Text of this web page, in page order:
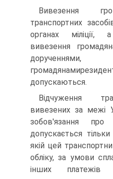
Вивезення
транспортних
органах
вивезення
допускаються.
Відчуження
вивезених за межі
зобов'язання про
допускається
якій цей
обліку, за умови
інших